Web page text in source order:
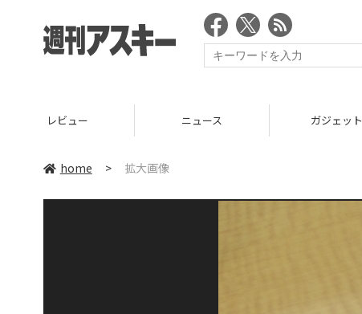
レビュー ニュース ガジェット
home > 拡大画像